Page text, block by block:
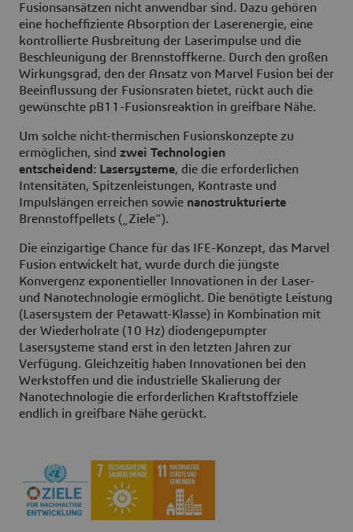
Fusionsansätzen nicht anwendbar sind. Dazu gehören
eine hocheffiziente Absorption der Laserenergie, eine
kontrollierte Ausbreitung der Laserimpulse und die
Beschleunigung der Brennstoffkerne. Durch den großen
Wirkungsgrad, den der Ansatz von Marvel Fusion bei der
Beeinflussung der Fusionsraten bietet, rückt auch die
gewünschte pB11-Fusionsreaktion in greifbare Nähe.
Um solche nicht-thermischen Fusionskonzepte zu
ermöglichen, sind zwei Technologien
entscheidend: Lasersysteme, die die erforderlichen
Intensitäten, Spitzenleistungen, Kontraste und
Impulslängen erreichen sowie nanostrukturierte
Brennstoffpellets („Ziele“).
Die einzigartige Chance für das IFE-Konzept, das Marvel
Fusion entwickelt hat, wurde durch die jüngste
Konvergenz exponentieller Innovationen in der Laser-
und Nanotechnologie ermöglicht. Die benötigte Leistung
(Lasersystem der Petawatt-Klasse) in Kombination mit
der Wiederholrate (10 Hz) diodengepumpter
Lasersysteme stand erst in den letzten Jahren zur
Verfügung. Gleichzeitig haben Innovationen bei den
Werkstoffen und die industrielle Skalierung der
Nanotechnologie die erforderlichen Kraftstoffziele
endlich in greifbare Nähe gerückt.